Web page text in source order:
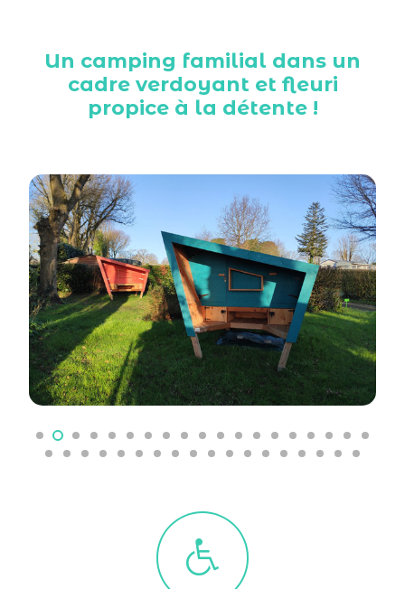
Un camping familial dans un
cadre verdoyant et fleuri
propice à la détente !